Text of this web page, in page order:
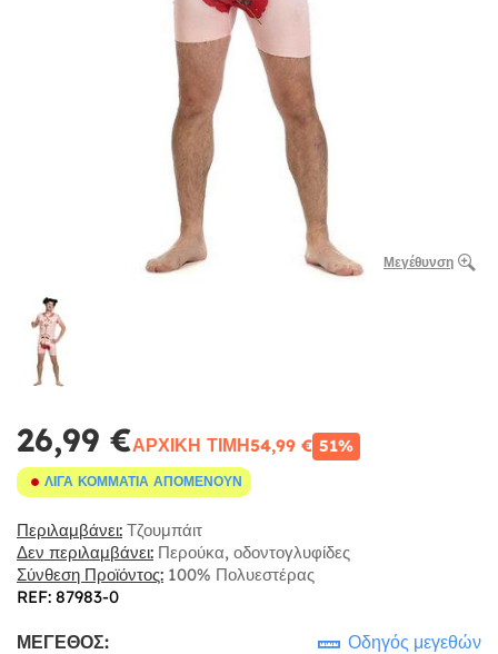
Μεγέθυνση
26,99 €ΑΡΧΙΚΉ ΤΙΜΉ54,99 € 51%
ΛΊΓΑ ΚΟΜΜΆΤΙΑ ΑΠΟΜΈΝΟΥΝ
Περιλαμβάνει: Τζουμπάιτ
Δεν περιλαμβάνει: Περούκα, οδοντογλυφίδες
Σύνθεση Προϊόντος: 100% Πολυεστέρας
REF: 87983-0
ΜΈΓΕΘΟΣ: Οδηγός μεγεθών